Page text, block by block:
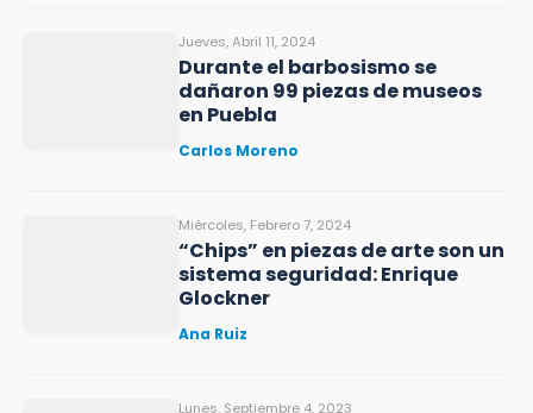
Jueves, Abril 11, 2024
Durante el barbosismo se
dañaron 99 piezas de museos
en Puebla
Carlos Moreno
Miércoles, Febrero 7, 2024
“Chips” en piezas de arte son un
sistema seguridad: Enrique
Glockner
Ana Ruiz
Lunes, Septiembre 4, 2023